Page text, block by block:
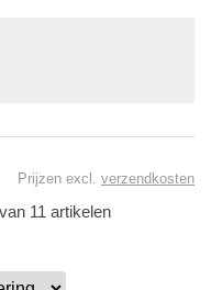
Prijzen excl. verzendkosten
11 artikelen